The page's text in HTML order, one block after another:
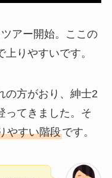
アー開始。ここの
りやすいです。
の方がおり、紳士2
ってきました。そ
やすい階段です。